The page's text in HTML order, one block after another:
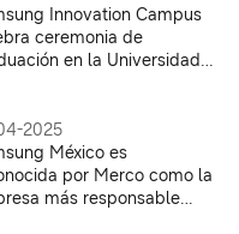
Innovation Campus
ceremonia de
en la Universidad
2025
México es
por Merco como la
más responsable